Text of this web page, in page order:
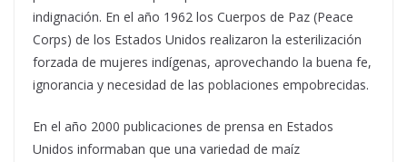
indignación. En el año 1962 los Cuerpos de Paz (Peace
Corps) de los Estados Unidos realizaron la esterilización
forzada de mujeres indígenas, aprovechando la buena fe,
ignorancia y necesidad de las poblaciones empobrecidas.
En el año 2000 publicaciones de prensa en Estados
Unidos informaban que una variedad de maíz